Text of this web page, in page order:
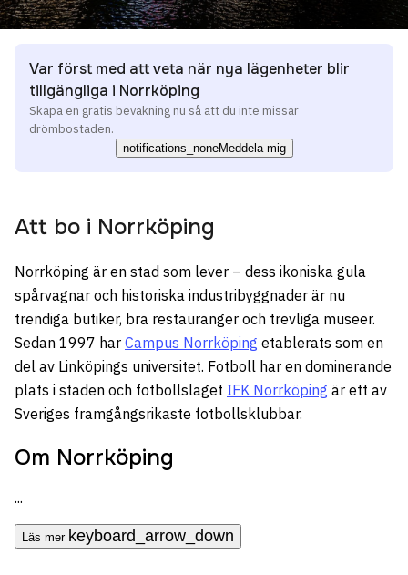
Var först med att veta när nya lägenheter blir
tillgängliga i Norrköping
Skapa en gratis bevakning nu så att du inte missar
drömbostaden.
notifications_noneMeddela mig
Att bo i Norrköping
Norrköping är en stad som lever – dess ikoniska gula
spårvagnar och historiska industribyggnader är nu
trendiga butiker, bra restauranger och trevliga museer.
Sedan 1997 har Campus Norrköping etablerats som en
del av Linköpings universitet. Fotboll har en dominerande
plats i staden och fotbollslaget IFK Norrköping är ett av
Sveriges framgångsrikaste fotbollsklubbar.
Om Norrköping
...
Läs mer keyboard_arrow_down